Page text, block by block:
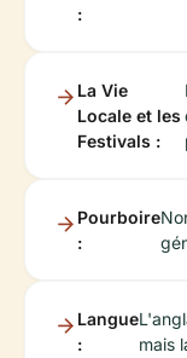
:
La Vie
Locale et les
Festivals :
Pourboire
:
Langue
:
mais